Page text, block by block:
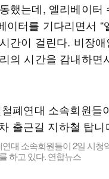
했는데, 엘리베이
이터를 기다리면서
간이 걸린다. 비장
의 시간을 감내하면
대 소속회원들이 2일 시청
하고 있다. 연합뉴스